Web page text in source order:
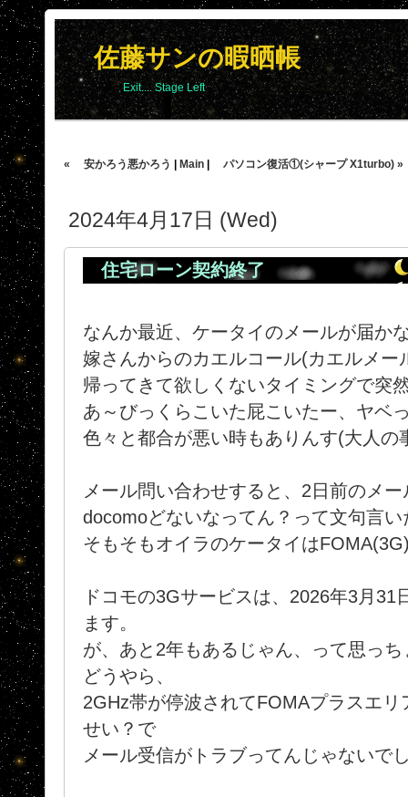
佐藤サンの暇晒帳
Exit.... Stage Left
« 安かろう悪かろう Main パソコン復活①(シャープ X1turbo) »
2024年4月17日 (Wed)
住宅ローン契約終了
なんか最近、ケータイのメールが届か
嫁さんからのカエルコール(カエルメー
帰ってきて欲しくないタイミングで突
あ～びっくらこいた屁こいたー、ヤベ
色々と都合が悪い時もありんす(大人
メール問い合わせすると、2日前のメ
docomoどないなってん？って文句言
そもそもオイラのケータイは
ドコモの3Gサービスは、2026年3月31
ます。
が、あと2年もあるじゃん、って思っ
どうやら、
2GHz帯が停波されてFOMAプラスエ
せい？で
メール受信がトラブってんじゃないで